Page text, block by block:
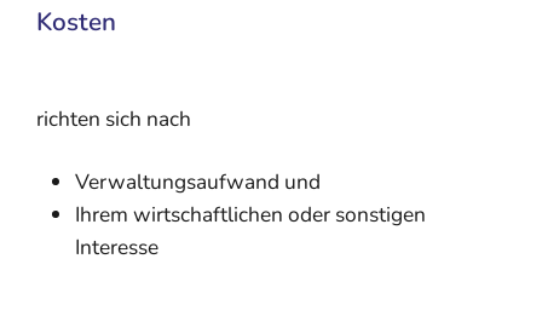
Kosten
richten sich nach
Verwaltungsaufwand und
Ihrem wirtschaftlichen oder sonstigen
Interesse